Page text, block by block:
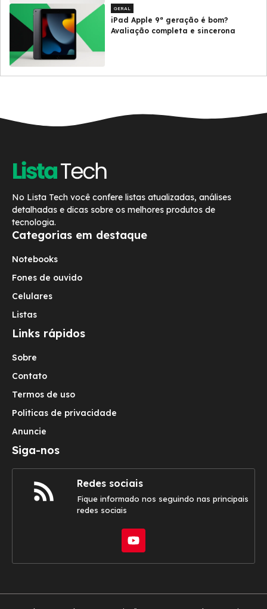
GERAL
iPad Apple 9ª geração é bom?
Avaliação completa e sincerona
No Lista Tech você confere listas atualizadas, análises
detalhadas e dicas sobre os melhores produtos de
tecnologia.
Categorias em destaque
Notebooks
Fones de ouvido
Celulares
Listas
Links rápidos
Sobre
Contato
Termos de uso
Politicas de privacidade
Anuncie
Siga-nos
Redes sociais
Fique informado nos seguindo nas principais
redes sociais